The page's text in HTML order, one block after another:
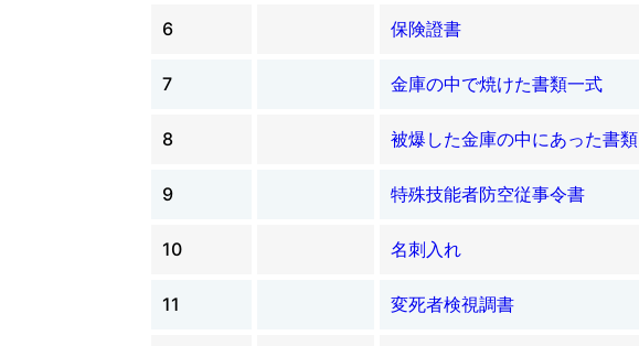
6 保険證書
7 金庫の中で焼けた書類一式
8 被爆した金庫の中にあった書類
9 特殊技能者防空従事令書
10 名刺入れ
11 変死者検視調書